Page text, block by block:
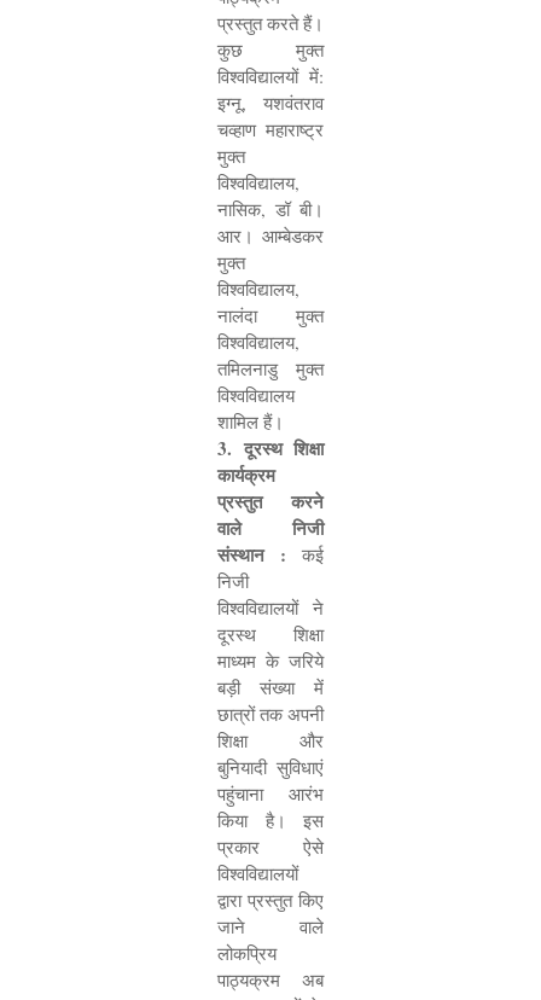
प्रस्तुत करते हैं।
कुछ मुक्त
विश्वविद्यालयों में:
इग्नू, यशवंतराव
चव्हाण महाराष्ट्र
मुक्त
विश्वविद्यालय,
नासिक, डॉ बी।
आर। आम्बेडकर
मुक्त
विश्वविद्यालय,
नालंदा मुक्त
विश्वविद्यालय,
तमिलनाडु मुक्त
विश्वविद्यालय
शामिल हैं।
3. दूरस्थ शिक्षा
कार्यक्रम
प्रस्तुत करने
वाले निजी
संस्थान : कई
निजी
विश्वविद्यालयों ने
दूरस्थ शिक्षा
माध्यम के जरिये
बड़ी संख्या में
छात्रों तक अपनी
शिक्षा और
बुनियादी सुविधाएं
पहुंचाना आरंभ
किया है। इस
प्रकार ऐसे
विश्वविद्यालयों
द्वारा प्रस्तुत किए
जाने वाले
लोकप्रिय
पाठ्यक्रम अब